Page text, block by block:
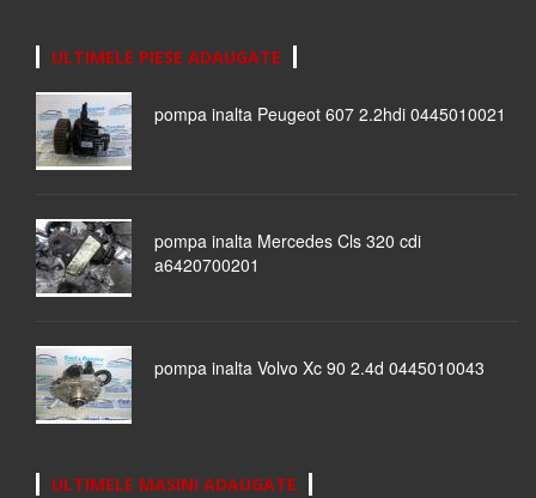
ULTIMELE PIESE ADAUGATE
pompa inalta Peugeot 607 2.2hdi 0445010021
pompa inalta Mercedes Cls 320 cdi
a6420700201
pompa inalta Volvo Xc 90 2.4d 0445010043
ULTIMELE MASINI ADAUGATE